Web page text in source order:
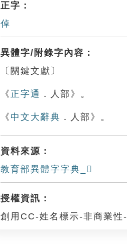
正字：
倬
異體字/附錄字內容：
〔關鍵文獻〕
《 正字通 ．人部》。
《 中文大辭典 ．人部》。
資料來源：
教育部異體字字典_𠍬
授權資訊：
創用CC-姓名標示-非商業